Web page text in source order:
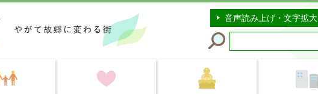
このページの本文へ移動
音声読み上げ・文字拡大